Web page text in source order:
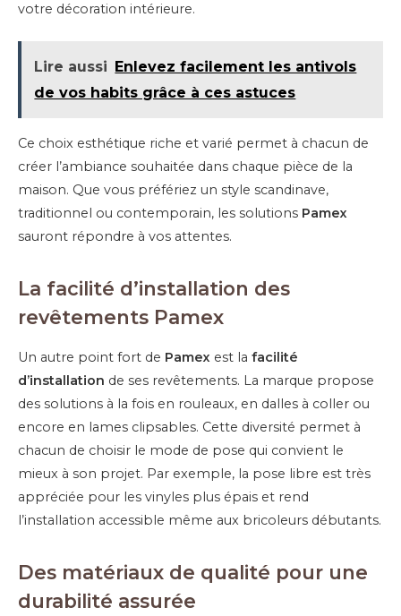
votre décoration intérieure.
Lire aussi Enlevez facilement les antivols
de vos habits grâce à ces astuces
Ce choix esthétique riche et varié permet à chacun de
créer l’ambiance souhaitée dans chaque pièce de la
maison. Que vous préfériez un style scandinave,
traditionnel ou contemporain, les solutions Pamex
sauront répondre à vos attentes.
La facilité d’installation des
revêtements Pamex
Un autre point fort de Pamex est la facilité
d’installation de ses revêtements. La marque propose
des solutions à la fois en rouleaux, en dalles à coller ou
encore en lames clipsables. Cette diversité permet à
chacun de choisir le mode de pose qui convient le
mieux à son projet. Par exemple, la pose libre est très
appréciée pour les vinyles plus épais et rend
l’installation accessible même aux bricoleurs débutants.
Des matériaux de qualité pour une
durabilité assurée